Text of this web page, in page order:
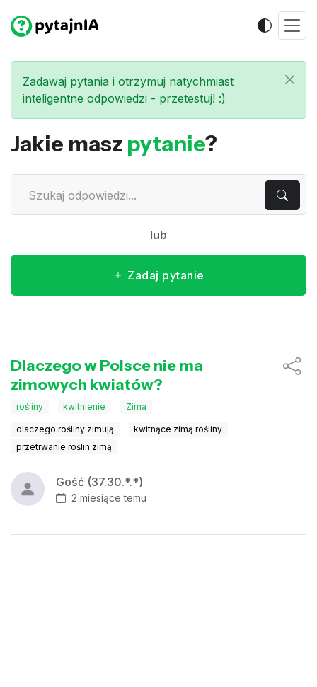
Zadawaj pytania i otrzymuj natychmiast
inteligentne odpowiedzi - przetestuj! :)
Jakie masz pytanie?
lub
Zadaj pytanie
Dlaczego w Polsce nie ma
zimowych kwiatów?
rośliny kwitnienie Zima
dlaczego rośliny zimują
kwitnące zimą rośliny
przetrwanie roślin zimą
Gość (37.30.*.*)
2 miesiące temu